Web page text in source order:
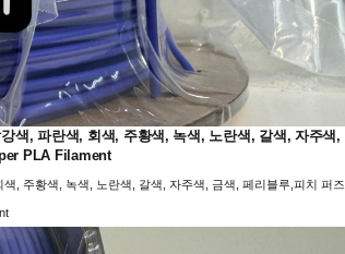
색, 파란색, 회색, 주황색, 녹색, 노란색, 갈색, 자주색,
PLA Filament
, 주황색, 녹색, 노란색, 갈색, 자주색, 금색, 페리블루,피치 퍼